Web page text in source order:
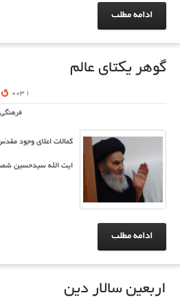
ادامه مطلب
گوهر يكتاى عالم
1 003
فرهنگی
كمالات اعلاى وجود
ایت الله سیدحسین
ادامه مطلب
اربعين سالار دين